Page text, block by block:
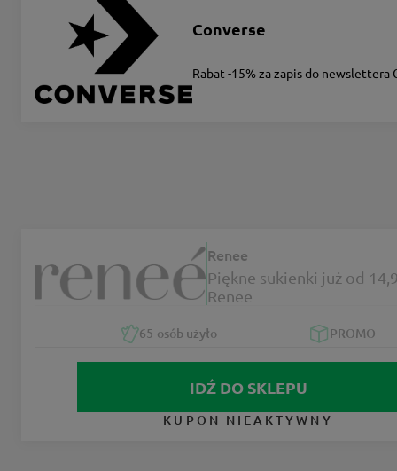
Converse
Rabat -15% za zapis do newslettera
Renee
Piękne sukienki już od
Renee
65 osób użyło PROMO
IDŹ DO SKLEPU
KUPON NIEAKTYWNY